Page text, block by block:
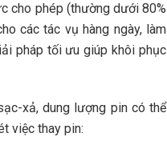
cho phép (thường dưới 80%
các tác vụ hàng ngày, làm
pháp tối ưu giúp khôi phục
xả, dung lượng pin có thể
việc thay pin: